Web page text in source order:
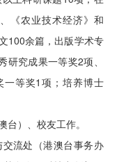
《农业技术经济》和
100余篇，出版学术专
究成果一等奖2项、
等奖1项；培养博士
）、校友工作。
流处（港澳台事务办